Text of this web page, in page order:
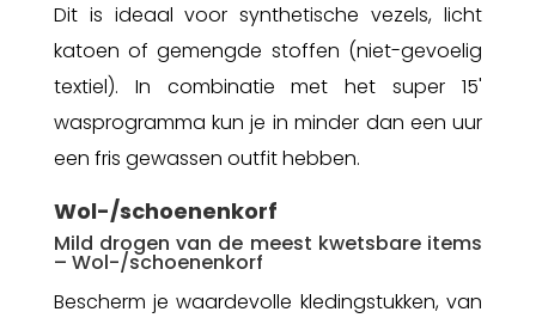
Dit is ideaal voor synthetische vezels, licht
katoen of gemengde stoffen (niet-gevoelig
textiel). In combinatie met het super 15'
wasprogramma kun je in minder dan een uur
een fris gewassen outfit hebben.
Wol-/schoenenkorf
Mild drogen van de meest kwetsbare items
– Wol-/schoenenkorf
Bescherm je waardevolle kledingstukken, van